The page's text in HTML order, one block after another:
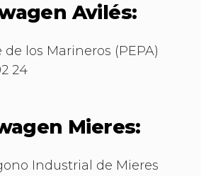
Avilés:
de los Marineros (PEPA)
24
Mieres:
Industrial de Mieres